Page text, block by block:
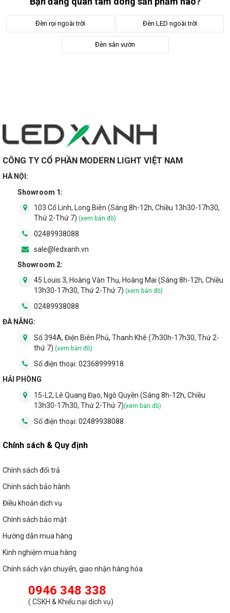
Đèn rọi ngoài trời Đèn LED ngoài trời
Đèn sân vườn
CÔNG TY CỔ PHẦN MODERN LIGHT VIỆT NAM
HÀ NỘI:
Showroom 1:
103 Cổ Linh, Long Biên (Sáng 8h-12h, Chiều 13h30-17h30,
Thứ 2-Thứ 7) (xem bản đồ)
02489938088
sale@ledxanh.vn
Showroom 2:
45 Louis 3, Hoàng Văn Thụ, Hoàng Mai (Sáng 8h-12h, Chiều
13h30-17h30, Thứ 2-Thứ 7) (xem bản đồ)
02489938088
ĐÀ NẴNG:
Số 394A, Điện Biên Phủ, Thanh Khê (7h30h-17h30, Thứ 2-
thứ 7) (xem bản đồ)
Số điện thoại: 02368999918
HẢI PHÒNG
15-L2, Lê Quang Đạo, Ngô Quyền (Sáng 8h-12h, Chiều
13h30-17h30, Thứ 2-Thứ 7)(xem bản đồ)
Số điện thoại: 02489938088
Chính sách & Quy định
Chính sách đổi trả
Chính sách bảo hành
Điều khoản dịch vụ
Chính sách bảo mật
Hướng dẫn mua hàng
Kinh nghiệm mua hàng
Chính sách vận chuyển, giao nhận hàng hóa
0946 348 338
( CSKH & Khiếu nại dịch vụ)